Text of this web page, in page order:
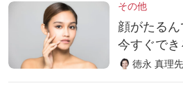
その他
顔がたる
今すぐで
徳永 真理